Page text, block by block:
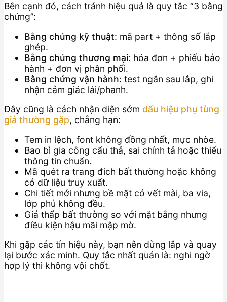
Bên cạnh đó, cách tránh hiệu quả là quy tắc “3 bằng
chứng”:
Bằng chứng kỹ thuật: mã part + thông số lắp
ghép.
Bằng chứng thương mại: hóa đơn + phiếu bảo
hành + đơn vị phân phối.
Bằng chứng vận hành: test ngắn sau lắp, ghi
nhận cảm giác lái/phanh.
Đây cũng là cách nhận diện sớm dấu hiệu phụ tùng
giả thường gặp, chẳng hạn:
Tem in lệch, font không đồng nhất, mực nhòe.
Bao bì gia công cẩu thả, sai chính tả hoặc thiếu
thông tin chuẩn.
Mã quét ra trang đích bất thường hoặc không
có dữ liệu truy xuất.
Chi tiết mới nhưng bề mặt có vết mài, ba via,
lớp phủ không đều.
Giá thấp bất thường so với mặt bằng nhưng
điều kiện hậu mãi mập mờ.
Khi gặp các tín hiệu này, bạn nên dừng lắp và quay
lại bước xác minh. Quy tắc nhất quán là: nghi ngờ
hợp lý thì không vội chốt.